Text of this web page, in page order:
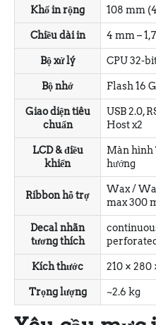
Khổ in rộng 108 mm
Chiều dài in 4 mm –
Bộ xử lý CPU 32-
Bộ nhớ Flash 16
Giao diện tiêu
chuẩn
USB 2.0,
Host x2
LCD & điều
khiển
Màn hình
hướng
Ribbon hỗ trợ
Wax /
max 300
Decal nhãn
tương thích
Kích thước 210 × 280
Trọng lượng ~2.6 kg